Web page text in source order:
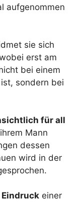
aufgenommen
sie sich
erst am
bei einem
sondern bei
für all
Mann
dessen
wird in der
einer